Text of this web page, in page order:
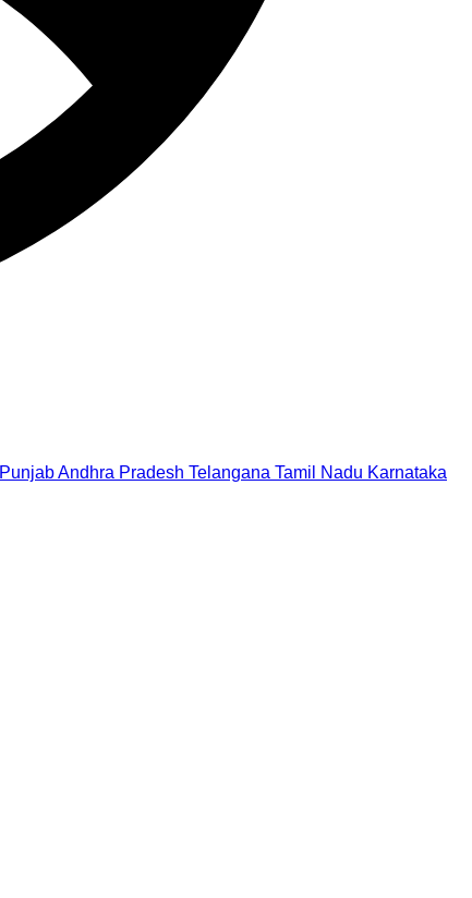
PunjabAndhra Pradesh Telangana Tamil Nadu Karnataka